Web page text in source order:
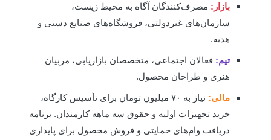
بازار: مصرف‌کنندگان آگاه به محیط زیست،
سازمان‌های غیردولتی، فروشگاه‌های صنایع دستی و
تیم: فعالان اجتماعی، متخصصان بازاریابی، مربیان
هنری و طراحان محصول.
مالی:
نیاز به ۷۰ میلیون تومان برای تأسیس کارگاه،
خرید تجهیزات اولیه و حقوق سه ماهه کارمندان. برنامه
دریافت وام‌های حمایتی و فروش محصول برای پایداری